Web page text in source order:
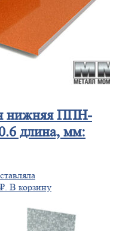
нижняя ППН-
длина, мм:
В корзину